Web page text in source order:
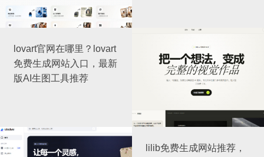
lovart官网在哪里？lovart
免费生成网站入口，最新
版AI生图工具推荐
lilib免费生成网站推荐，